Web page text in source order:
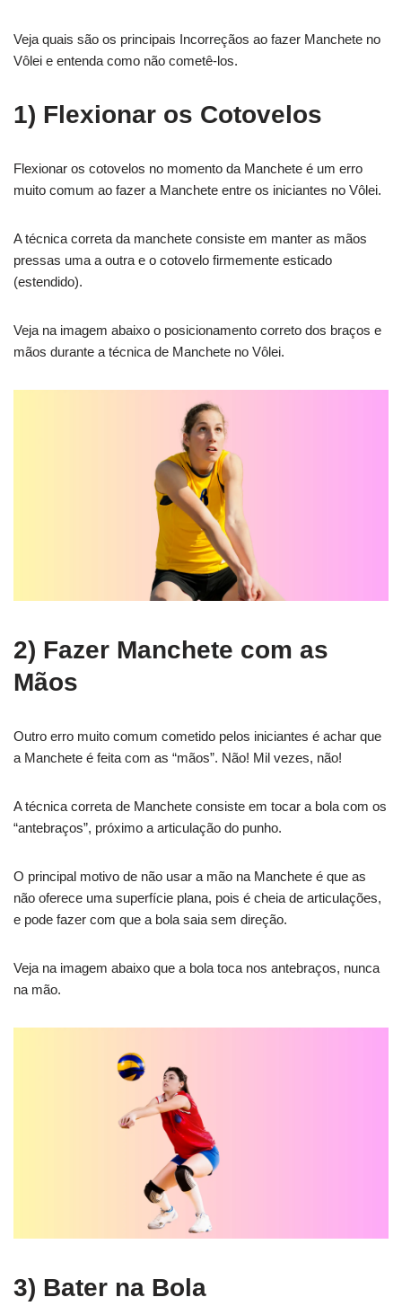
Veja quais são os principais Incorreçãos ao fazer Manchete no
Vôlei e entenda como não cometê-los.
1) Flexionar os Cotovelos
Flexionar os cotovelos no momento da Manchete é um erro
muito comum ao fazer a Manchete entre os iniciantes no Vôlei.
A técnica correta da manchete consiste em manter as mãos
pressas uma a outra e o cotovelo firmemente esticado
(estendido).
Veja na imagem abaixo o posicionamento correto dos braços e
mãos durante a técnica de Manchete no Vôlei.
2) Fazer Manchete com as
Mãos
Outro erro muito comum cometido pelos iniciantes é achar que
a Manchete é feita com as “mãos”. Não! Mil vezes, não!
A técnica correta de Manchete consiste em tocar a bola com os
“antebraços”, próximo a articulação do punho.
O principal motivo de não usar a mão na Manchete é que as
não oferece uma superfície plana, pois é cheia de articulações,
e pode fazer com que a bola saia sem direção.
Veja na imagem abaixo que a bola toca nos antebraços, nunca
na mão.
3) Bater na Bola